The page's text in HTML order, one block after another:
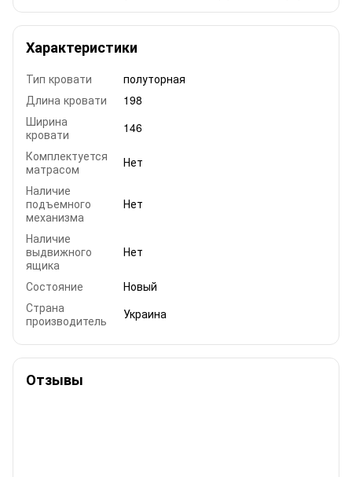
Характеристики
Тип кровати
полуторная
Длина кровати
198
Ширина
кровати
146
Комплектуется
матрасом
Нет
Наличие
подъемного
механизма
Нет
Наличие
выдвижного
ящика
Нет
Состояние
Новый
Страна
производитель
Украина
Отзывы